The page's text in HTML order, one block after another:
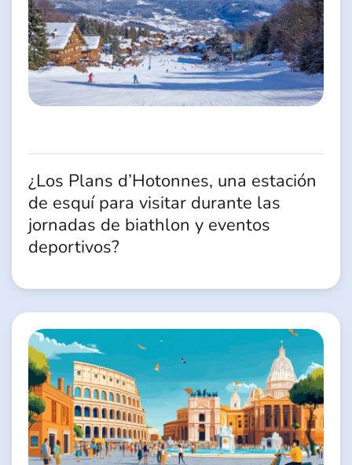
¿Los Plans d’Hotonnes, una estación
de esquí para visitar durante las
jornadas de biathlon y eventos
deportivos?